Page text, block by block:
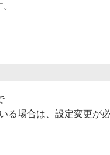
る場合は、設定変更が必